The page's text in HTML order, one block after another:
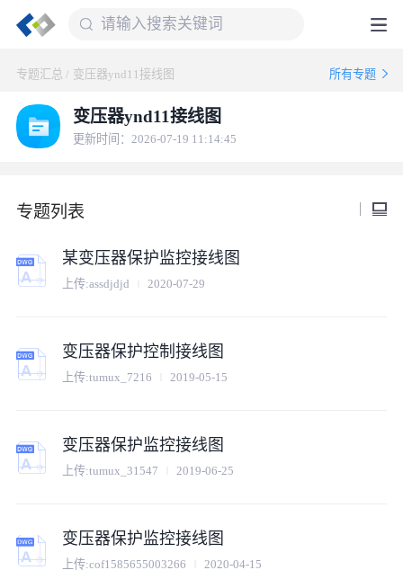
专题汇总 / 变压器ynd11接线图 所有专题
变压器ynd11接线图
更新时间：2026-07-19 11:14:45
专题列表
某变压器保护监控接线图
上传:assdjdjd 2020-07-29
变压器保护控制接线图
上传:tumux_7216 2019-05-15
变压器保护监控接线图
上传:tumux_31547 2019-06-25
变压器保护监控接线图
上传:cof1585655003266 2020-04-15